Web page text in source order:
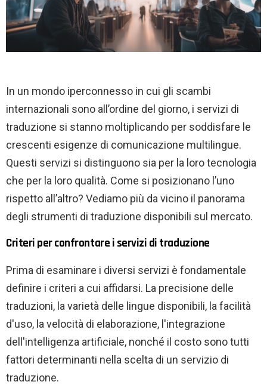
In un mondo iperconnesso in cui gli scambi
internazionali sono all’ordine del giorno, i servizi di
traduzione si stanno moltiplicando per soddisfare le
crescenti esigenze di comunicazione multilingue.
Questi servizi si distinguono sia per la loro tecnologia
che per la loro qualità. Come si posizionano l’uno
rispetto all’altro? Vediamo più da vicino il panorama
degli strumenti di traduzione disponibili sul mercato.
Criteri per confrontare i servizi di traduzione
Prima di esaminare i diversi servizi è fondamentale
definire i criteri a cui affidarsi. La precisione delle
traduzioni, la varietà delle lingue disponibili, la facilità
d'uso, la velocità di elaborazione, l'integrazione
dell'intelligenza artificiale, nonché il costo sono tutti
fattori determinanti nella scelta di un servizio di
traduzione.